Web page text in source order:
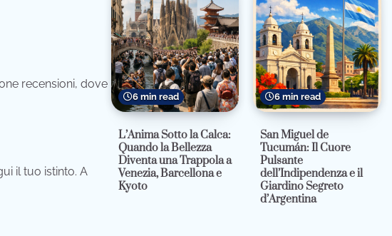
recensioni, dove
il tuo istinto. A
6 min read
L’Anima Sotto la Calca:
Quando la Bellezza
Diventa una Trappola a
Venezia, Barcellona e
Kyoto
6 min read
San Miguel de
Tucumán: Il Cuore
Pulsante
dell’Indipendenza e il
Giardino Segreto
d’Argentina